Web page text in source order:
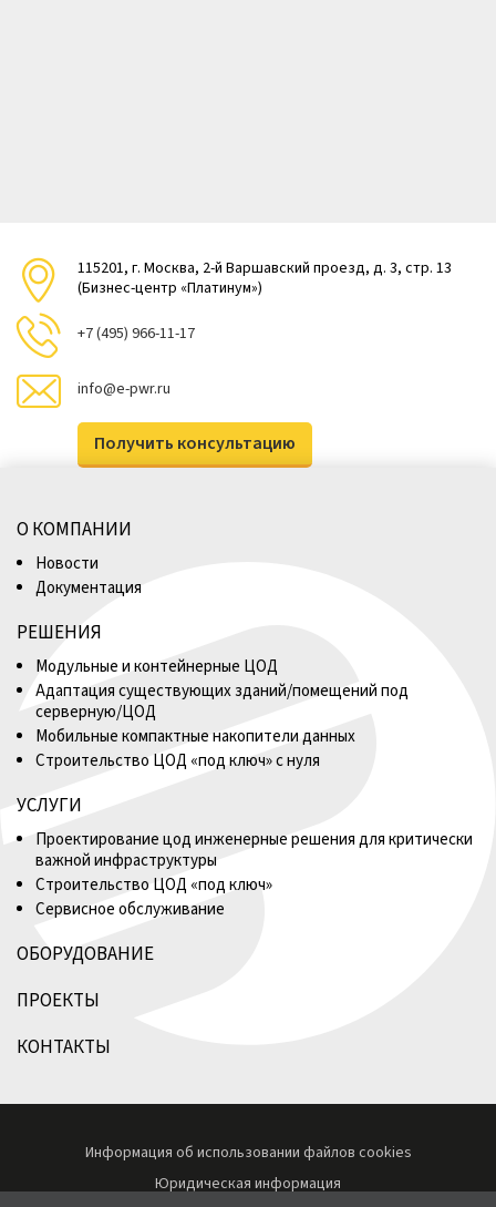
115201, г. Москва, 2-й Варшавский проезд, д. 3, стр. 13
(Бизнес-центр «Платинум»)
+7 (495) 966-11-17
info@e-pwr.ru
Получить консультацию
О КОМПАНИИ
Новости
Документация
РЕШЕНИЯ
Модульные и контейнерные ЦОД
Адаптация существующих зданий/помещений под
серверную/ЦОД
Мобильные компактные накопители данных
Строительство ЦОД «под ключ» с нуля
УСЛУГИ
Проектирование цод инженерные решения для критически
важной инфраструктуры
Строительство ЦОД «под ключ»
Сервисное обслуживание
ОБОРУДОВАНИЕ
ПРОЕКТЫ
КОНТАКТЫ
Информация об использовании файлов cookies
Юридическая информация